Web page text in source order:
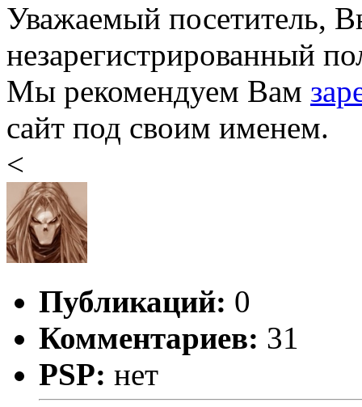
Уважаемый посетитель,
незарегистрированный
Мы рекомендуем Вам
сайт под своим именем.
<
Публикаций: 0
Комментариев: 31
PSP: нет